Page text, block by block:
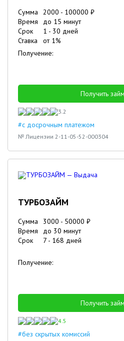
Сумма 2000 - 100000 ₽
Время
до 15 минут
Срок
1 - 30 дней
Ставка
от 1%
Получение:
Получить займ
3.2
#с досрочным платежом
№ Лицензии 2-11-05-52-000304
ТУРБОЗАЙМ
Сумма 3000 - 50000 ₽
Время
до 30 минут
Срок
7 - 168 дней
Получение:
Получить займ
4.5
#без скрытых комиссий